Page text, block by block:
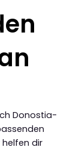
Donostia-
helfen dir